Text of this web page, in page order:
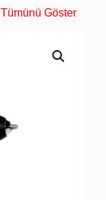
Tümünü Göster